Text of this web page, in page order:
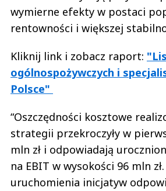
wymierne efekty w postaci
rentowności i większej
Kliknij link i zobacz raport:
ogólnospożywczych i
Polsce"
“Oszczędności kosztowe
strategii przekroczyły w
mln zł i odpowiadają
na EBIT w wysokości 96 mln
uruchomienia inicjatyw